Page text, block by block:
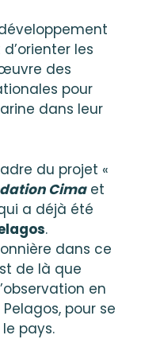
les
des
pour
dans leur
du projet «
Cimaet
a déjà été
.
dans ce
de là que
en
pour se
pays.